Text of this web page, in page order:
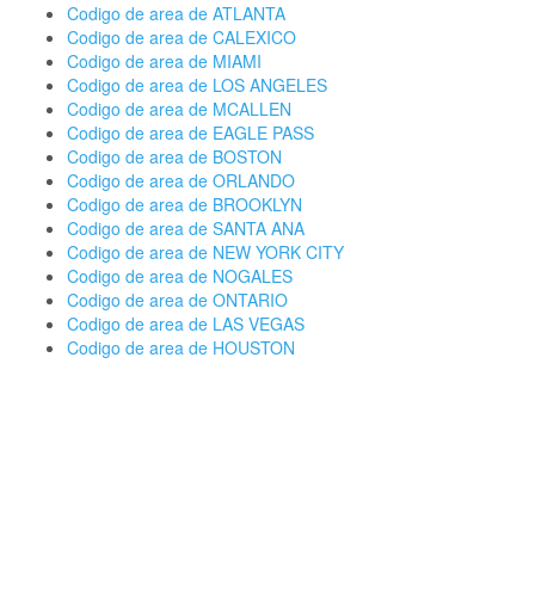
Codigo de area de ATLANTA
Codigo de area de CALEXICO
Codigo de area de MIAMI
Codigo de area de LOS ANGELES
Codigo de area de MCALLEN
Codigo de area de EAGLE PASS
Codigo de area de BOSTON
Codigo de area de ORLANDO
Codigo de area de BROOKLYN
Codigo de area de SANTA ANA
Codigo de area de NEW YORK CITY
Codigo de area de NOGALES
Codigo de area de ONTARIO
Codigo de area de LAS VEGAS
Codigo de area de HOUSTON